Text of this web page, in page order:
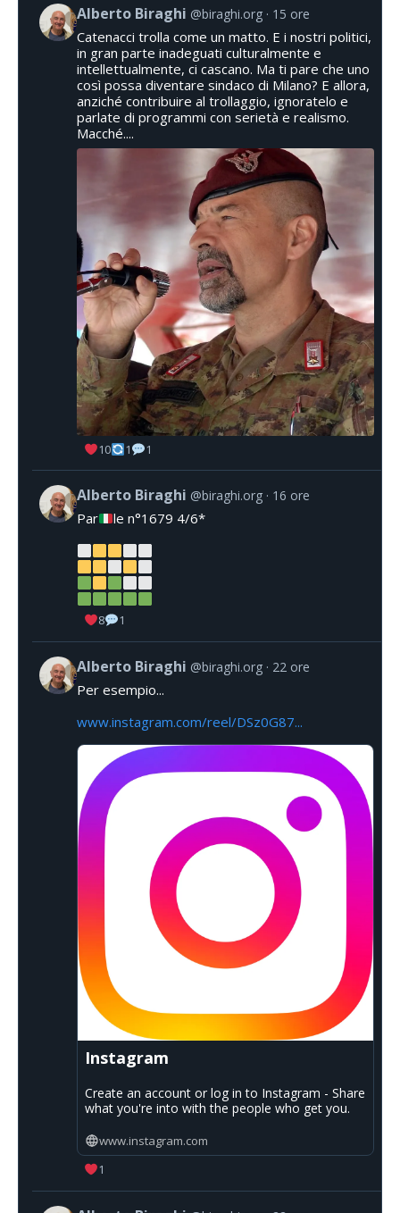
Alberto Biraghi @biraghi.org 15 ore
Catenacci trolla come un matto. E i nostri politici,
in gran parte inadeguati culturalmente e
intellettualmente, ci cascano. Ma ti pare che uno
così possa diventare sindaco di Milano? E allora,
anziché contribuire al trollaggio, ignoratelo e
parlate di programmi con serietà e realismo.
Macché....
10 1 1
Alberto Biraghi @biraghi.org 16 ore
Par le n°1679 4/6*
8 1
Alberto Biraghi @biraghi.org 22 ore
Per esempio...
www.instagram.com/reel/DSz0G87...
Instagram
Create an account or log in to Instagram - Share
what you're into with the people who get you.
www.instagram.com
1